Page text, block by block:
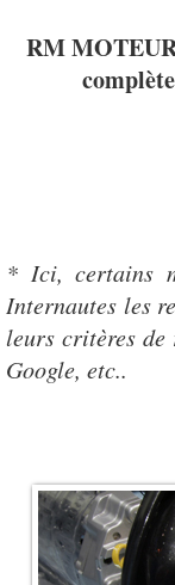
RM
* Ici, certains
Internautes les
leurs critères de
Google, etc..